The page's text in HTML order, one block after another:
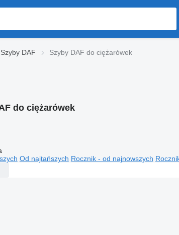
Szyby DAF Szyby DAF do ciężarówek
do ciężarówek
Od najtańszych Rocznik - od najnowszych